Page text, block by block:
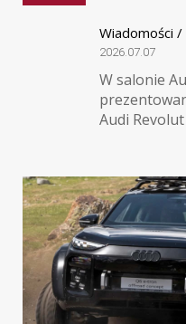
Wiadomości
2026.07.07
W salonie
Audi